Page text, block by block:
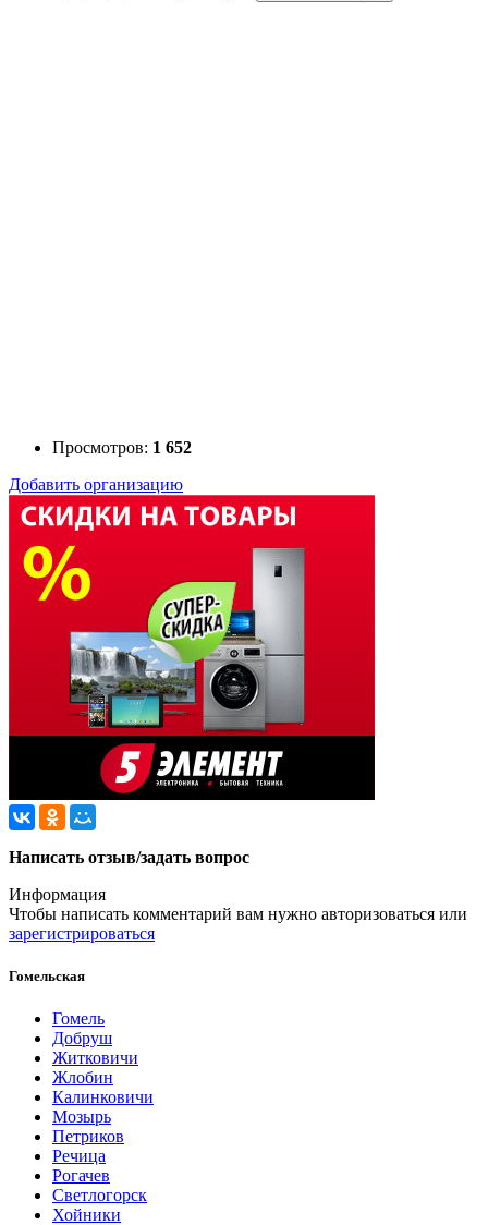
Просмотров: 1 652
Добавить организацию
Написать отзыв/задать вопрос
Информация
Чтобы написать комментарий вам нужно авторизоваться или
зарегистрироваться
Гомельская
Гомель
Добруш
Житковичи
Жлобин
Калинковичи
Мозырь
Петриков
Речица
Рогачев
Светлогорск
Хойники